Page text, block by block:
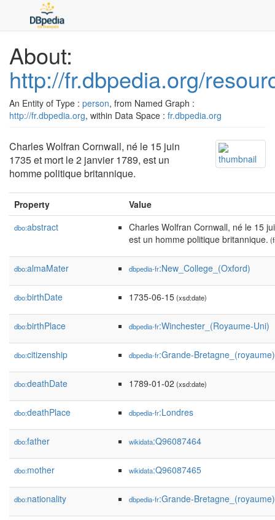
About:
http://fr.dbpedia.org/
An Entity of Type : person, from Named Graph :
http://fr.dbpedia.org, within Data Space : fr.dbpedia.org
Charles Wolfran Cornwall, né le 15 juin
1735 et mort le 2 janvier 1789, est un
homme politique britannique.
Property Value
dbo:abstract
Charles Wolfran Cornwall, né le 15
est un homme politique britannique.
dbo:almaMater dbpedia-fr:New_College_(Oxford)
dbo:birthDate 1735-06-15(xsd:date)
dbo:birthPlace dbpedia-fr:Winchester_(Royaume-Uni)
dbo:citizenship dbpedia-fr:Grande-Bretagne_(royaume)
dbo:deathDate 1789-01-02 (xsd:date)
dbo:deathPlace dbpedia-fr:Londres
dbo:father wikidata:Q96087464
dbo:mother wikidata:Q96087465
dbo:nationality dbpedia-fr:Grande-Bretagne_(royaume)